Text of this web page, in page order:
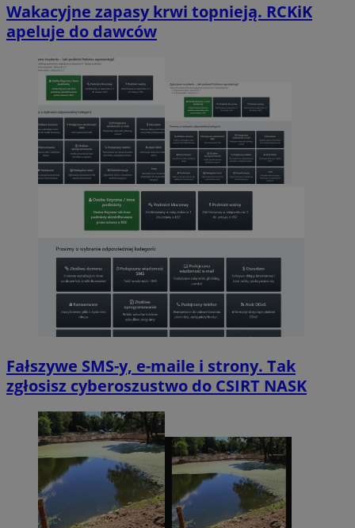
Wakacyjne zapasy krwi topnieją. RCKiK
apeluje do dawców
Fałszywe SMS-y, e-maile i strony. Tak
zgłosisz cyberoszustwo do CSIRT NASK